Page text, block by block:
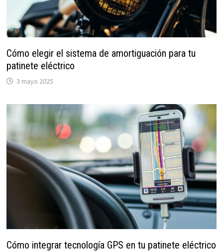
Cómo elegir el sistema de amortiguación para tu
patinete eléctrico
3 mayo 2025
Cómo integrar tecnología GPS en tu patinete eléctrico